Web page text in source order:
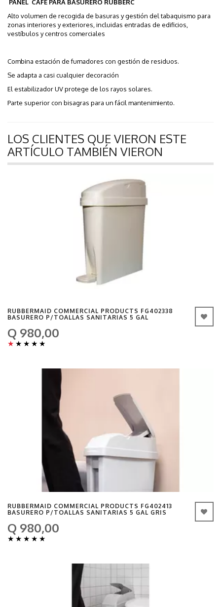
PANEL CAFE PARA BASURERO RUBBERC
Alto volumen de recogida de basuras y gestión del tabaquismo para
zonas interiores y exteriores, incluidas entradas de edificios,
vestíbulos y centros comerciales
Combina estación de fumadores con gestión de residuos.
Se adapta a casi cualquier decoración
El estabilizador UV protege de los rayos solares.
Parte superior con bisagras para un fácil mantenimiento.
LOS CLIENTES QUE VIERON ESTE
ARTÍCULO TAMBIÉN VIERON
RUBBERMAID COMMERCIAL PRODUCTS FG402338
BASURERO P/TOALLAS SANITARIAS 5 GAL
Q 980,00
★ ★ ★ ★ ★
RUBBERMAID COMMERCIAL PRODUCTS FG402413
BASURERO P/TOALLAS SANITARIAS 5 GAL GRIS
Q 980,00
★ ★ ★ ★ ★